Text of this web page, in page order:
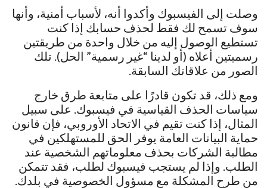
وصلت إلى الفيسبوك وأكدوا أنه، لأسباب أمنية، وأنها
سوف تسمح لك فقط لحذف حسابك إذا كنت
تستطيع الوصول إليه من خلال واحدة من طريقتين
رسميتين أعلاه (أو لدينا “غير رسمية” الحل). تلك
الصور من علاقاتك السابقة.
ومع ذلك، قد تكون قادرًا على متابعة طرق خارج
سياسات الحذف القياسية في فيسبوك. على سبيل
المثال، إذا كنت تقيم في الاتحاد الأوروبي، فإن قانون
حماية البيانات العامة يوفر الحق للمستهلكين في
مطالبة الشركات بحذف معلوماتهم الشخصية عند
الطلب. وإذا لم يستجب فيسبوك لطلب، فقد تتمكن
من طرح المشكلة مع مسؤول الخصوصية في بلدك.